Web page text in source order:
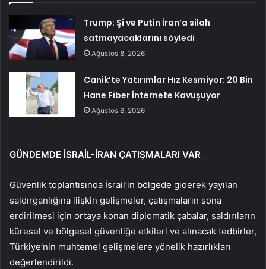
Trump: Şi ve Putin İran’a silah
satmayacaklarını söyledi
Ağustos 8, 2026
Canik’te Yatırımlar Hız Kesmiyor: 20 Bin
Hane Fiber İnternete Kavuşuyor
Ağustos 8, 2026
GÜNDEMDE İSRAİL-İRAN ÇATIŞMALARI VAR
Güvenlik toplantısında İsrail’in bölgede giderek yayılan
saldırganlığına ilişkin gelişmeler, çatışmaların sona
erdirilmesi için ortaya konan diplomatik çabalar, saldırıların
küresel ve bölgesel güvenliğe etkileri ve alınacak tedbirler,
Türkiye’nin muhtemel gelişmelere yönelik hazırlıkları
değerlendirildi.